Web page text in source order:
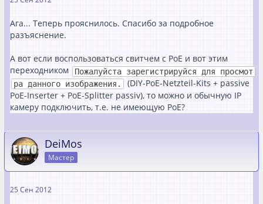
Ага... Теперь прояснилось. Спасибо за подробное
разъяснение.
А вот если воспользоваться свитчем с PoE и вот этим
переходником
Пожалуйста зарегистрируйся для просмот
ра данного изображения.
(DIY-PoE-Netzteil-Kits + passive
PoE-Inserter + PoE-Splitter passiv), то можно и обычную IP
камеру подключить, т.е. не имеющую PoE?
DeiMos
Мастер
25 Сен 2012